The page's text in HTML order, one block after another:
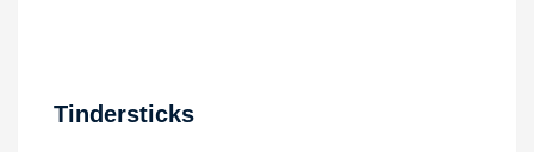
Tindersticks